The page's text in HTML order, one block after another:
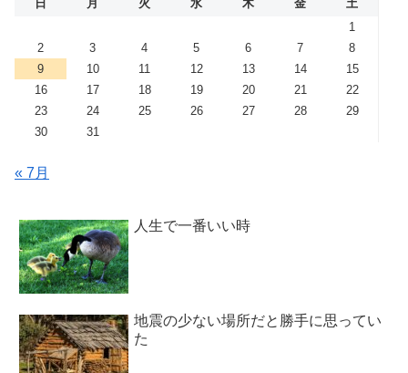
日 月 火 水 木 金
土
1
2
3 4 5 6 7
8
9
10 11 12 13 14
15
16
17 18 19 20 21
22
23
24 25 26 27 28
29
30
31
« 7月
人生で一番いい時
地震の少ない場所だと勝手に思ってい
た